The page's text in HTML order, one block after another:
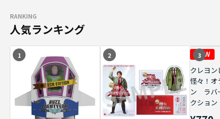
RANKING
人気ランキング
1 2 3
クレヨン
怪々！オ
ン ラバ
クショ